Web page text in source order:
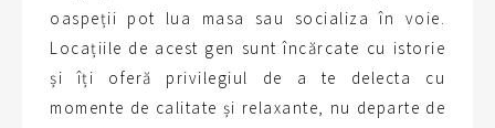
oaspeții pot lua masa sau socializa în voie.
Locațiile de acest gen sunt încărcate cu istorie
și îți oferă privilegiul de a te delecta cu
momente de calitate și relaxante, nu departe de